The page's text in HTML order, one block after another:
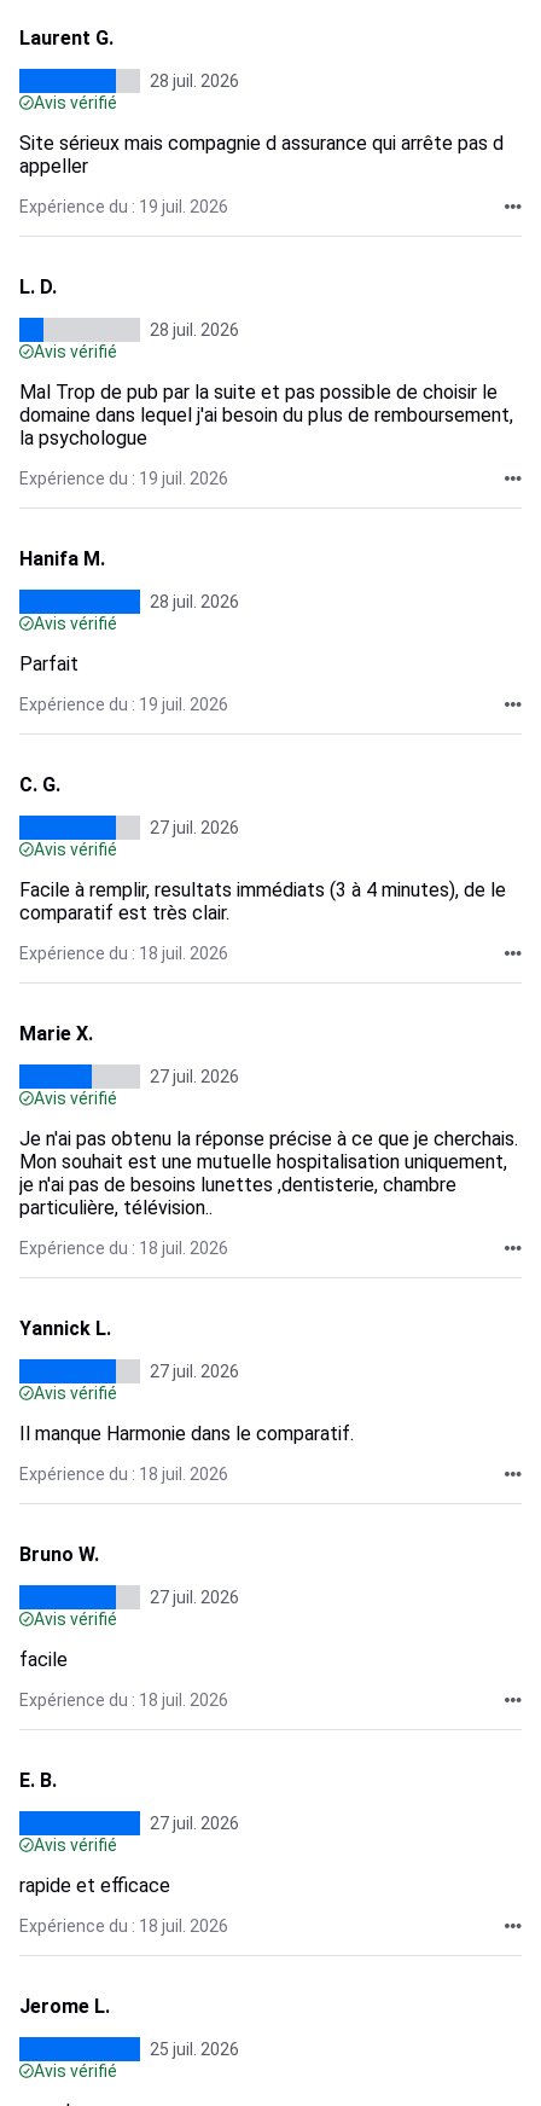
Laurent G.
28 juil. 2026
Avis vérifié
Site sérieux mais compagnie d assurance qui arrête pas d
appeller
Expérience du : 19 juil. 2026
L. D.
28 juil. 2026
Avis vérifié
Mal Trop de pub par la suite et pas possible de choisir le
domaine dans lequel j'ai besoin du plus de remboursement,
la psychologue
Expérience du : 19 juil. 2026
Hanifa M.
28 juil. 2026
Avis vérifié
Parfait
Expérience du : 19 juil. 2026
C. G.
27 juil. 2026
Avis vérifié
Facile à remplir, resultats immédiats (3 à 4 minutes), de le
comparatif est très clair.
Expérience du : 18 juil. 2026
Marie X.
27 juil. 2026
Avis vérifié
Je n'ai pas obtenu la réponse précise à ce que je cherchais.
Mon souhait est une mutuelle hospitalisation uniquement,
je n'ai pas de besoins lunettes ,dentisterie, chambre
particulière, télévision..
Expérience du : 18 juil. 2026
Yannick L.
27 juil. 2026
Avis vérifié
Il manque Harmonie dans le comparatif.
Expérience du : 18 juil. 2026
Bruno W.
27 juil. 2026
Avis vérifié
facile
Expérience du : 18 juil. 2026
E. B.
27 juil. 2026
Avis vérifié
rapide et efficace
Expérience du : 18 juil. 2026
Jerome L.
25 juil. 2026
Avis vérifié